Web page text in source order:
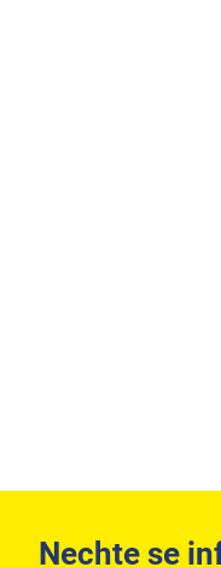
Nechte se